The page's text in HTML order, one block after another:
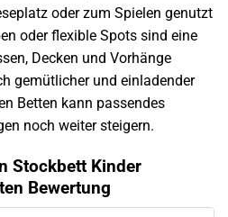
oder zum Spielen genutzt
oder flexible Spots sind eine
Decken und Vorhänge
gemütlicher und einladender
Betten kann passendes
noch weiter steigern.
Stockbett Kinder
Bewertung